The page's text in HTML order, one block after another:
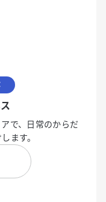
で、日常のからだ
ます。